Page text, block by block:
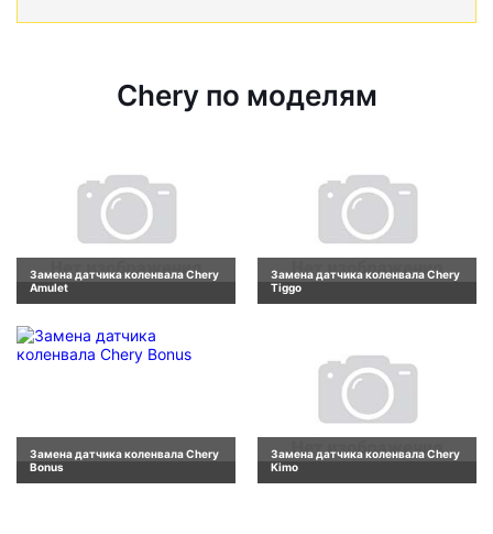
Chery по моделям
Замена датчика коленвала Chery
Amulet
Замена датчика коленвала Chery
Tiggo
Замена датчика коленвала Chery
Bonus
Замена датчика коленвала Chery
Kimo